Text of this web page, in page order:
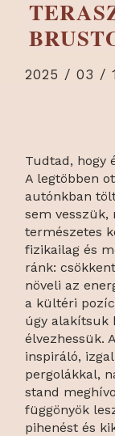
2025 / 03 /
Tudtad, hogy
A legtöbben
autónkban
sem vesszük,
természetes
fizikailag és
ránk:
növeli az
a kültéri
úgy alakítsuk
élvezhessük.
inspiráló,
pergolákkal,
stand
függönyök
pihenést és